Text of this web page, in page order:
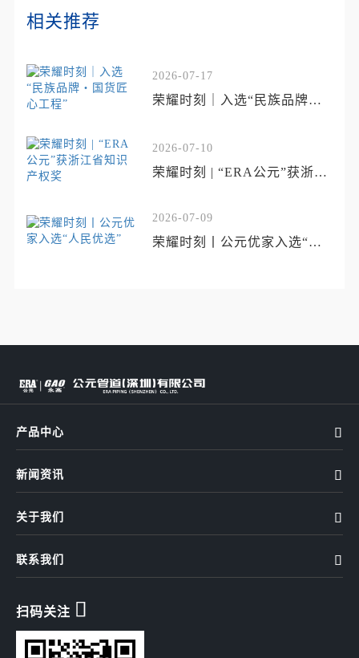
相关推荐
2026-07-17
荣耀时刻｜入选“民族品牌・
2026-07-10
荣耀时刻 | “ERA公元”获浙江
2026-07-09
荣耀时刻丨公元优家入选“人
产品中心 
新闻资讯 
关于我们 
联系我们 
扫码关注 